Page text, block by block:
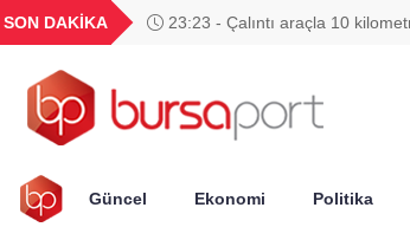
SON DAKİKA 23:23 - Çalıntı araçla 10
GEL
18,2677
16,3788
27,9743
Güncel Ekonomi Politika